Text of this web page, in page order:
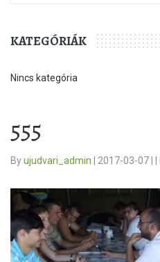
KATEGÓRIÁK
Nincs kategória
555
Byujudvari_admin 2017-03-07